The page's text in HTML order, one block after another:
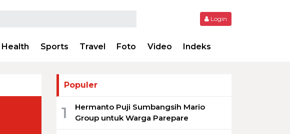
Login
Health Sports Travel Foto Video Indeks
Populer
1
Hermanto Puji Sumbangsih Mario
Group untuk Warga Parepare